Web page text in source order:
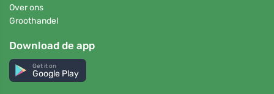
Over ons
Groothandel
Download de app
Get it on
Google Play